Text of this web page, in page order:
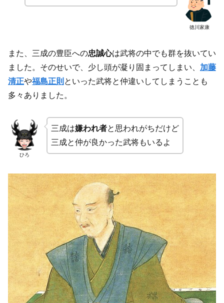
徳川家康
また、三成の豊臣への忠誠心は武将の中でも群を抜いてい
ました。そのせいで、少し頭が凝り固まってしまい、 加藤
清正や福島正則 といった武将と仲違いしてしまうことも
多々ありました。
ひろ
三成は嫌われ者と思われがちだけど
三成と仲が良かった武将もいるよ